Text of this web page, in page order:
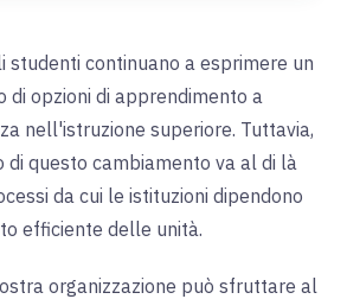
studenti continuano a esprimere un
di opzioni di apprendimento a
nell'istruzione superiore. Tuttavia,
di questo cambiamento va al di là
da cui le istituzioni dipendono
efficiente delle unità.
organizzazione può sfruttare al